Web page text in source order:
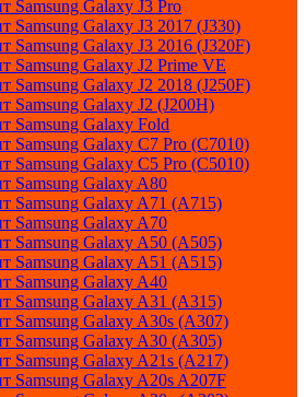
Samsung Galaxy J3 Pro
Samsung Galaxy J3 2017 (J330)
Samsung Galaxy J3 2016 (J320F)
Samsung Galaxy J2 Prime VE
Samsung Galaxy J2 2018 (J250F)
Samsung Galaxy J2 (J200H)
Samsung Galaxy Fold
Samsung Galaxy C7 Pro (C7010)
Samsung Galaxy C5 Pro (C5010)
Samsung Galaxy A80
Samsung Galaxy A71 (A715)
Samsung Galaxy A70
Samsung Galaxy A50 (A505)
Samsung Galaxy A51 (A515)
Samsung Galaxy A40
Samsung Galaxy A31 (A315)
Samsung Galaxy A30s (A307)
Samsung Galaxy A30 (A305)
Samsung Galaxy A21s (A217)
Samsung Galaxy A20s A207F